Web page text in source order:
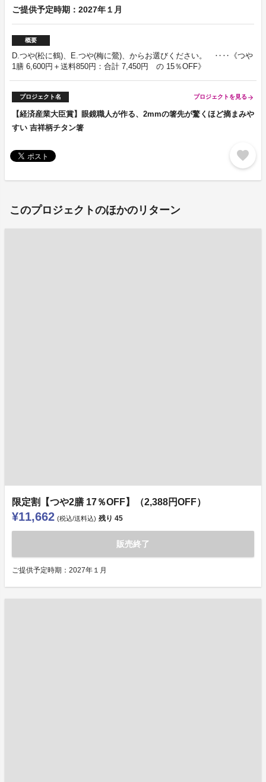
ご提供予定時期：2027年１月
概要
D.つや(松に鶴)、E.つや(梅に鶯)、からお選びください。 ‥‥《つや
1膳 6,600円＋送料850円：合計 7,450円 の 15％OFF》
プロジェクト名 プロジェクトを見る arrow_forward
【経済産業大臣賞】眼鏡職人が作る、2mmの箸先が驚くほど摘まみや
すい 吉祥柄チタン箸
favorite
このプロジェクトのほかのリターン
限定割【つや2膳 17％OFF】（2,388円OFF）
¥11,662 (税込/送料込) 残り 45
販売終了
ご提供予定時期：2027年１月